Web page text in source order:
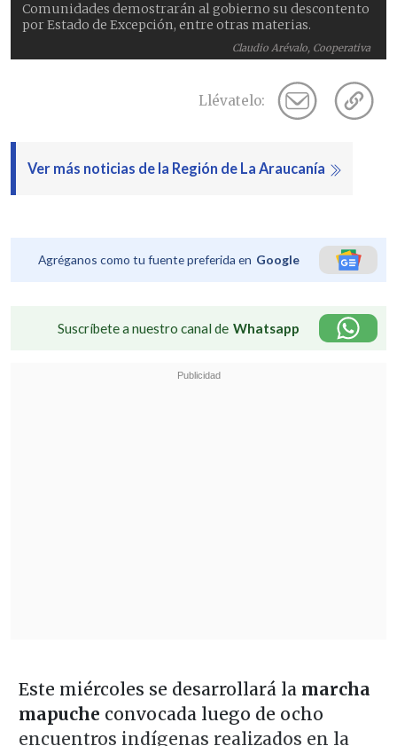
Claudio Arévalo, Cooperativa
Comunidades demostrarán al gobierno su descontento
por Estado de Excepción, entre otras materias.
Llévatelo:
Ver más noticias de la Región de La Araucanía
Agréganos como tu fuente preferida en Google
Suscríbete a nuestro canal de Whatsapp
Este miércoles se desarrollará la marcha
mapuche convocada luego de ocho
encuentros indígenas realizados en la